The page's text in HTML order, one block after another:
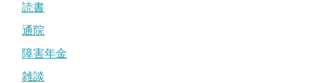
読書
通院
障害年金
雑談